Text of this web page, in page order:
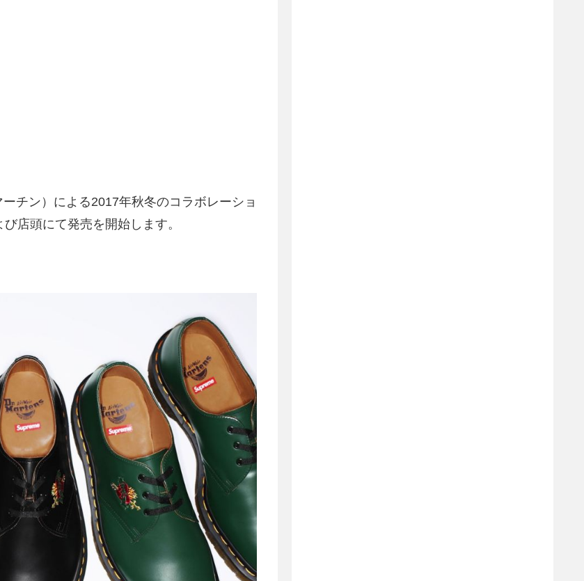
チン）による2017年秋冬のコラボレーショ
店頭にて発売を開始します。